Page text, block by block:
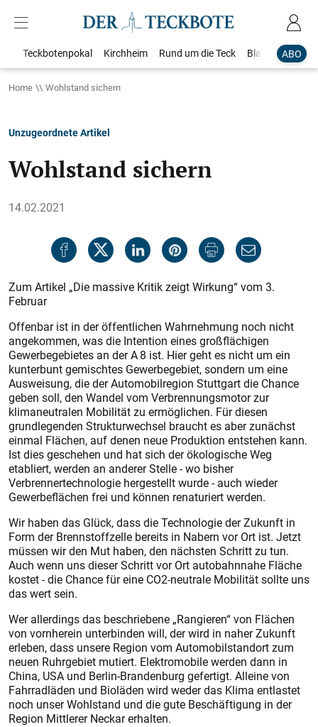
ABO
Teckbotenpokal Kirchheim Rund um die Teck Blaulicht
Home Wohlstand sichern
Unzugeordnete Artikel
Wohlstand sichern
14.02.2021
Zum Artikel „Die massive Kritik zeigt Wirkung“ vom 3.
Februar
Offenbar ist in der öffentlichen Wahrnehmung noch nicht
angekommen, was die Intention eines großflächigen
Gewerbegebietes an der A 8 ist. Hier geht es nicht um ein
kunterbunt gemischtes Gewerbegebiet, sondern um eine
Ausweisung, die der Automobilregion Stuttgart die Chance
geben soll, den Wandel vom Verbrennungsmotor zur
klimaneutralen Mobilität zu ermöglichen. Für diesen
grundlegenden Strukturwechsel braucht es aber zunächst
einmal Flächen, auf denen neue Produktion entstehen kann.
Ist dies geschehen und hat sich der ökologische Weg
etabliert, werden an anderer Stelle - wo bisher
Verbrennertechnologie hergestellt wurde - auch wieder
Gewerbeflächen frei und können renaturiert werden.
Wir haben das Glück, dass die Technologie der Zukunft in
Form der Brennstoffzelle bereits in Nabern vor Ort ist. Jetzt
müssen wir den Mut haben, den nächsten Schritt zu tun.
Auch wenn uns dieser Schritt vor Ort autobahnnahe Fläche
kostet - die Chance für eine CO2-neutrale Mobilität sollte uns
das wert sein.
Wer allerdings das beschriebene „Rangieren“ von Flächen
von vornherein unterbinden will, der wird in naher Zukunft
erleben, dass unsere Region vom Automobilstandort zum
neuen Ruhrgebiet mutiert. Elektromobile werden dann in
China, USA und Berlin-Brandenburg gefertigt. Alleine von
Fahrradläden und Bioläden wird weder das Klima entlastet
noch unser Wohlstand und die gute Beschäftigung in der
Region Mittlerer Neckar erhalten.